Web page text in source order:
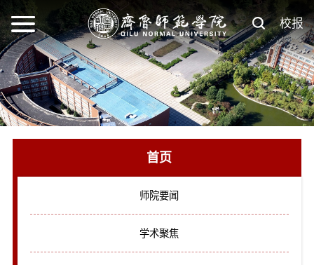
校报
首页
师院要闻
学术聚焦